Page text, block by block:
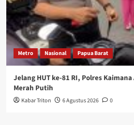
Metro Nasional Papua Barat
Jelang HUT ke-81 RI, Polres
Merah Putih
Kabar Triton 6 Agustus 2026 0